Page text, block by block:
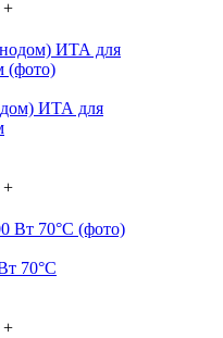
+
ИТА для
+
70°C
+